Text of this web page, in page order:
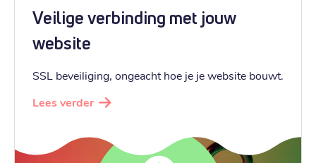
Veilige verbinding met jouw
website
SSL beveiliging, ongeacht hoe je je website bouwt.
Lees verder